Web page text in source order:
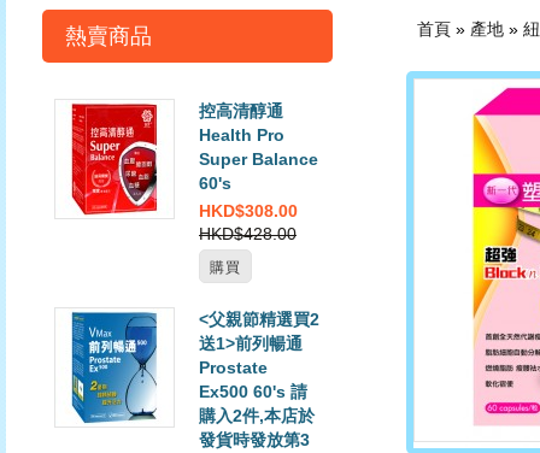
熱賣商品
控高清醇通
Health Pro
Super Balance
60's
HKD$308.00
HKD$428.00
購買
<父親節精選買2
送1>前列暢通
Prostate
Ex500 60's 請
購入2件,本店於
發貨時發放第3
首頁 » 產地 »